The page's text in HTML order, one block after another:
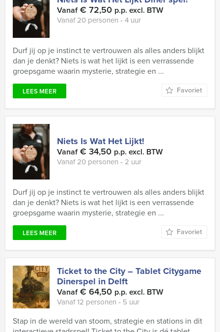
Vanaf€ 72,50 p.p. excl. BTW
Vanaf 20 personen ‐ 4 uur
Durf jij op je instinct te vertrouwen als alles anders blijkt
dan je denkt? Niets is wat het lijkt is een verrassende
groepsgame waarin mysterie, strategie en ...
LEES MEER Favoriet
Niets Is Wat Het Lijkt!
Vanaf€ 34,50 p.p. excl. BTW
Vanaf 20 personen ‐ 2 uur
Durf jij op je instinct te vertrouwen als alles anders blijkt
dan je denkt? Niets is wat het lijkt is een verrassende
groepsgame waarin mysterie, strategie en ...
LEES MEER Favoriet
Ticket to the City – Tablet Citygame
Dinerspel in Delft
Vanaf€ 64,50 p.p. excl. BTW
Vanaf 12 personen ‐ 5 uur
Stap in de wereld van stoom, strategie en stations in dit